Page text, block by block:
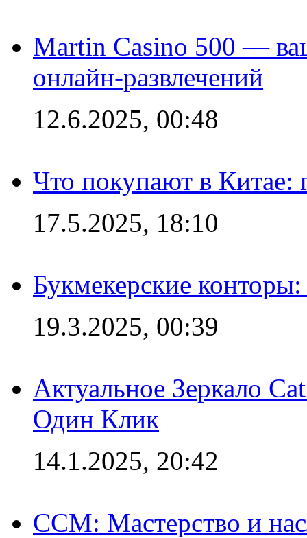
Martin Casino 500 —
онлайн-развлечений
12.6.2025, 00:48
Что покупают в Китае:
17.5.2025, 18:10
Букмекерские
19.3.2025, 00:39
Актуальное Зеркало
Один Клик
14.1.2025, 20:42
CCM: Мастерство и